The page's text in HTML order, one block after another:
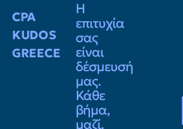
CPA
KUDOS
GREECE
Η
επιτυχία
σας
είναι
δέσμευσή
μας.
Κάθε
βήμα,
μαζί.